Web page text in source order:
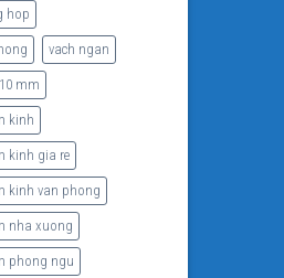
hop
vach ngan
mm
kinh
kinh gia re
kinh van phong
nha xuong
phong ngu